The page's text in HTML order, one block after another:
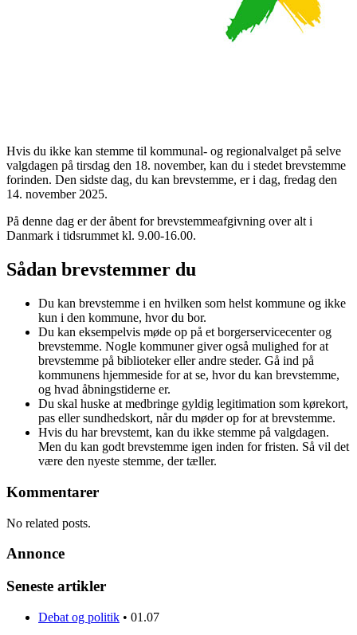
Hvis du ikke kan stemme til kommunal- og regionalvalget på selve
valgdagen på tirsdag den 18. november, kan du i stedet brevstemme
forinden. Den sidste dag, du kan brevstemme, er i dag, fredag den
14. november 2025.
På denne dag er der åbent for brevstemmeafgivning over alt i
Danmark i tidsrummet kl. 9.00-16.00.
Sådan brevstemmer du
Du kan brevstemme i en hvilken som helst kommune og ikke
kun i den kommune, hvor du bor.
Du kan eksempelvis møde op på et borgerservicecenter og
brevstemme. Nogle kommuner giver også mulighed for at
brevstemme på biblioteker eller andre steder. Gå ind på
kommunens hjemmeside for at se, hvor du kan brevstemme,
og hvad åbningstiderne er.
Du skal huske at medbringe gyldig legitimation som kørekort,
pas eller sundhedskort, når du møder op for at brevstemme.
Hvis du har brevstemt, kan du ikke stemme på valgdagen.
Men du kan godt brevstemme igen inden for fristen. Så vil det
være den nyeste stemme, der tæller.
Kommentarer
No related posts.
Annonce
Seneste artikler
Debat og politik • 01.07